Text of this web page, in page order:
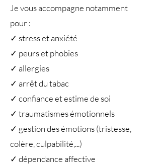
Je vousaccompagne notamment
pour:
✓ stress et anxiété
✓ peurs et phobies
✓ allergies
✓ arrêt du tabac
✓ confiance et estime de soi
✓ traumatismes émotionnels
✓ gestion des émotions (tristesse,
colère, culpabilité,...)
✓ dépendance affective